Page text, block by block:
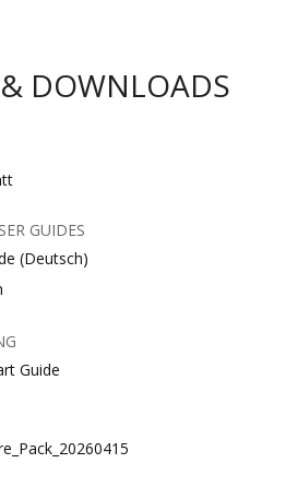
DOWNLOADS
GUIDES
(Deutsch)
Guide